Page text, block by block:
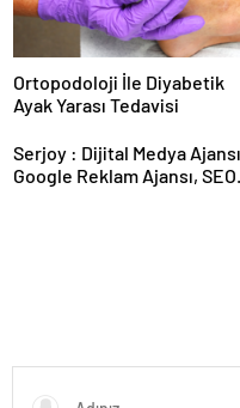
Ortopodoloji İle Diyabetik
Ayak Yarası Tedavisi
Serjoy : Dijital Medya Ajansı,
Google Reklam Ajansı, SEO